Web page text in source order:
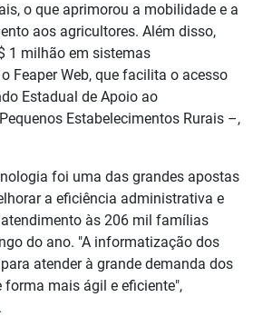
o que aprimorou a mobilidade e a
aos agricultores. Além disso,
1 milhão em sistemas
Feaper Web, que facilita o acesso
Estadual de Apoio ao
Estabelecimentos Rurais –,
foi uma das grandes apostas
a eficiência administrativa e
às 206 mil famílias
do ano. "A informatização dos
atender à grande demanda dos
forma mais ágil e eficiente",